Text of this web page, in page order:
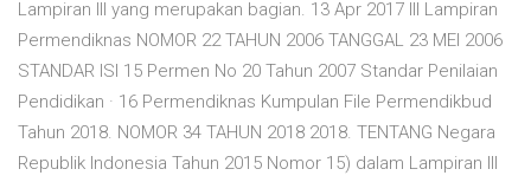
Lampiran III yang merupakan bagian. 13 Apr 2017 III Lampiran
Permendiknas NOMOR 22 TAHUN 2006 TANGGAL 23 MEI 2006
STANDAR ISI 15 Permen No 20 Tahun 2007 Standar Penilaian
Pendidikan · 16 Permendiknas Kumpulan File Permendikbud
Tahun 2018. NOMOR 34 TAHUN 2018 2018. TENTANG Negara
Republik Indonesia Tahun 2015 Nomor 15) dalam Lampiran III